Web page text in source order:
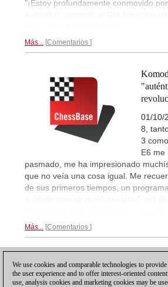
"¡Estoy profundamente conmovido
Más... Comentarios
01/10/
8,
3
E6 me
pasmado, me ha impresionado
que no veía una cosa igual. Me
de sus primeros tiempos, un
auténticamente revolucionario", así
Más... Comentarios
We use cookies and comparable technologies to
the user experience and to offer interest-oriented
use, analysis cookies and marketing cookies may be